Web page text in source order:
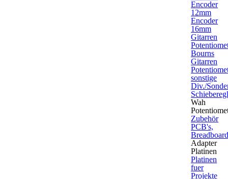
Encoder
12mm
Encoder
16mm
Gitarren
Bourns
Gitarren
sonstige
Div./
Wah
Zubehör
PCB's,
Adapter
Platinen
Platinen
fuer
Projekte